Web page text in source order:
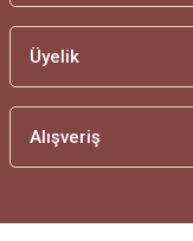
Üyelik
Alışveriş